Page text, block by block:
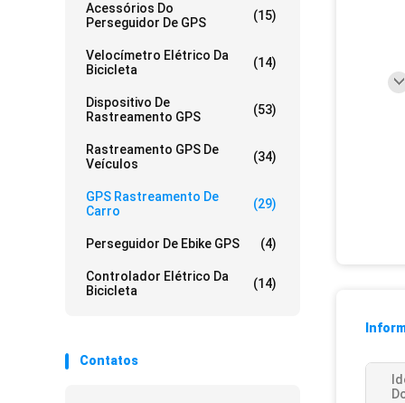
Acessórios Do
Perseguidor De GPS
(15)
Velocímetro Elétrico Da
Bicicleta
(14)
Dispositivo De
Rastreamento GPS
(53)
Rastreamento GPS De
Veículos
(34)
GPS Rastreamento De
Carro
(29)
Perseguidor De Ebike GPS (4)
Controlador Elétrico Da
Bicicleta
(14)
Contatos